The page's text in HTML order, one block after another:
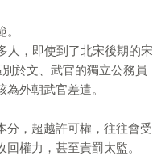
人，即使到了北宋後期的宋
於文、武官的獨立公務員
外朝武官差遣。
分，超越許可權，往往會受
權力，甚至責罰太監。